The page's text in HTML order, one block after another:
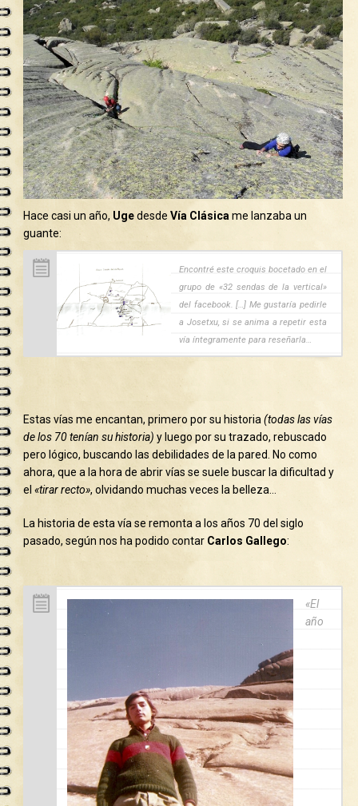
Hace casi un año, UgedesdeVía Clásica me lanzaba un
guante:
Encontré este croquis bocetado en el
grupo de «32 sendas de la vertical»
del facebook. […] Me gustaría pedirle
a Josetxu, si se anima a repetir esta
vía íntegramente para reseñarla…
Estas vías me encantan, primero por su historia(todas las vías
de los 70 tenían su historia) y luego por su trazado, rebuscado
pero lógico, buscando las debilidades de la pared. No como
ahora, que a la hora de abrir vías se suele buscar la dificultad y
el«tirar recto», olvidando muchas veces la belleza…
La historia de esta vía se remonta a los años 70 del siglo
pasado, según nos ha podido contar Carlos Gallego:
«El
año